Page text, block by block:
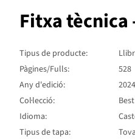
Fitxa tècnica
Tipus de producte:
Pàgines/Fulls:
528
Any d'edició:
2024
Col·lecció:
Idioma:
Tipus de tapa:
Tova